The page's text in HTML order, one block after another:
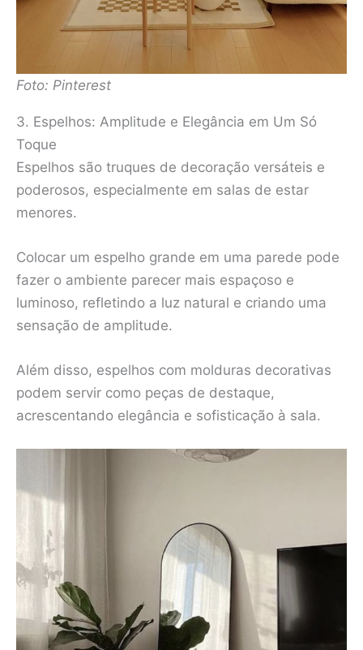
Foto: Pinterest
3. Espelhos: Amplitude e Elegância em Um Só
Toque
Espelhos são truques de decoração versáteis e
poderosos, especialmente em salas de estar
menores.
Colocar um espelho grande em uma parede pode
fazer o ambiente parecer mais espaçoso e
luminoso, refletindo a luz natural e criando uma
sensação de amplitude.
Além disso, espelhos com molduras decorativas
podem servir como peças de destaque,
acrescentando elegância e sofisticação à sala.